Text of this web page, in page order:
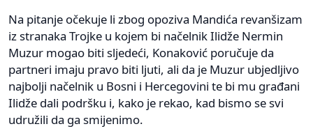
Na pitanje očekuje li zbog opoziva Mandića revanšizam
iz stranaka Trojke u kojem bi načelnik Ilidže Nermin
Muzur mogao biti sljedeći, Konaković poručuje da
partneri imaju pravo biti ljuti, ali da je Muzur ubjedljivo
najbolji načelnik u Bosni i Hercegovini te bi mu građani
Ilidže dali podršku i, kako je rekao, kad bismo se svi
udružili da ga smijenimo.